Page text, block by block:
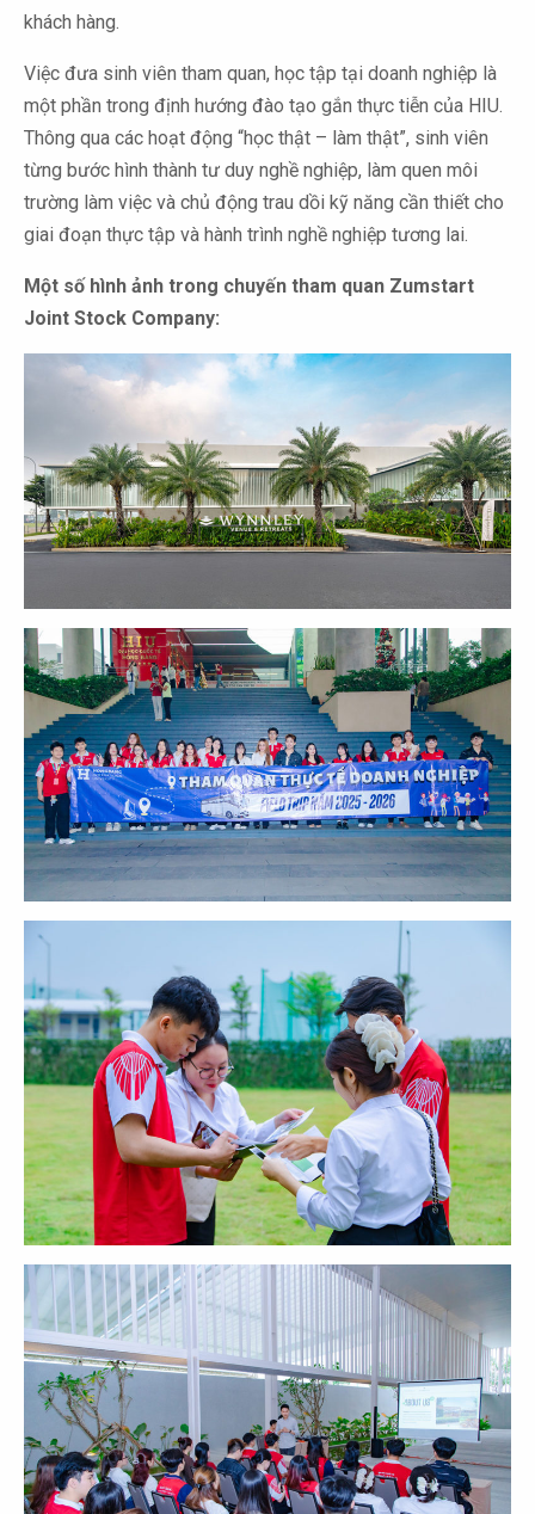
khách hàng.
Việc đưa sinh viên tham quan, học tập tại doanh nghiệp là
một phần trong định hướng đào tạo gắn thực tiễn của HIU.
Thông qua các hoạt động “học thật – làm thật”, sinh viên
từng bước hình thành tư duy nghề nghiệp, làm quen môi
trường làm việc và chủ động trau dồi kỹ năng cần thiết cho
giai đoạn thực tập và hành trình nghề nghiệp tương lai.
Một số hình ảnh trong chuyến tham quan Zumstart
Joint Stock Company: